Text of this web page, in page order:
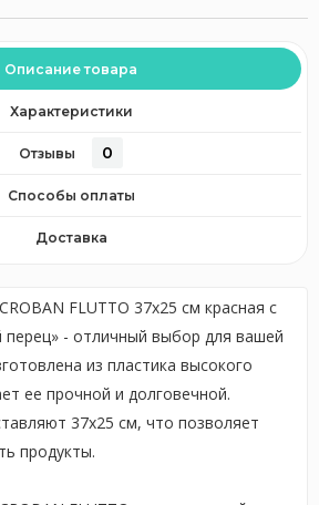
Описание товара
Характеристики
Отзывы 0
Способы оплаты
Доставка
FLUTTO 37x25 см красная с
перец» - отличный выбор для вашей
из пластика высокого
ее прочной и долговечной.
37x25 см, что позволяет
продукты.